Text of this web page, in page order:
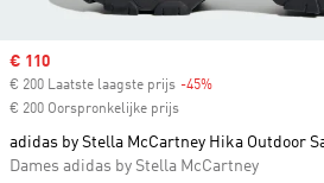
Sale price
€ 110
€ 200 Laatste laagste prijs -45%
€ 200 Oorspronkelijke prijs
adidas by Stella McCartney Hika Outdoor
Dames adidas by Stella McCartney